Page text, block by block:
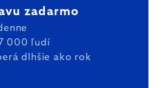
zadarmo
000 ľudí
dlhšie ako rok